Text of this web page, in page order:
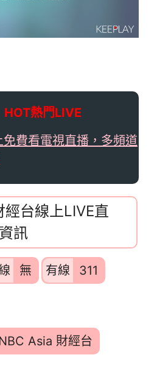
HOT熱門LIVE
免費看電視直播，多頻道
台線上LIVE直
訊
無 有線
311
Asia 財經台